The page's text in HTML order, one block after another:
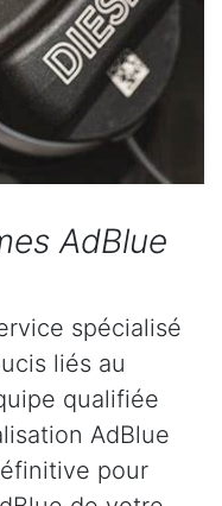
AdBlue
spécialisé
liés au
qualifiée
AdBlue
pour